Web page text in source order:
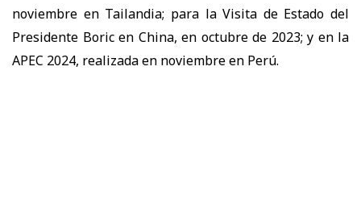
noviembre en Tailandia; para la Visita de Estado del
Presidente Boric en China, en octubre de 2023; y en la
APEC 2024, realizada en noviembre en Perú.